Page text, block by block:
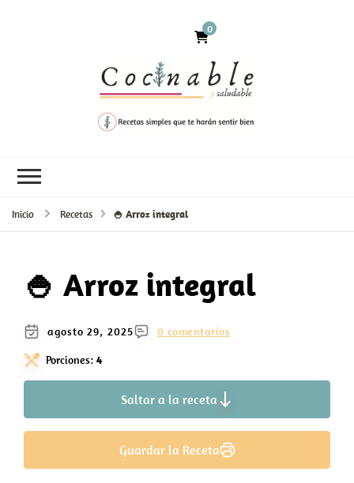
0
Inicio Recetas 🍚​ Arroz integral
🍚​ Arroz integral
agosto 29, 2025
0 comentarios
Porciones: 4
Saltar a la receta
Guardar la Receta